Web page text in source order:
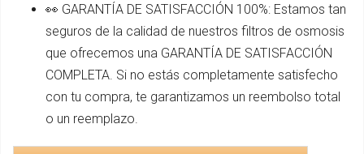
👀 GARANTÍA DE SATISFACCIÓN 100%: Estamos tan
seguros de la calidad de nuestros filtros de osmosis
que ofrecemos una GARANTÍA DE SATISFACCIÓN
COMPLETA. Si no estás completamente satisfecho
con tu compra, te garantizamos un reembolso total
o un reemplazo.